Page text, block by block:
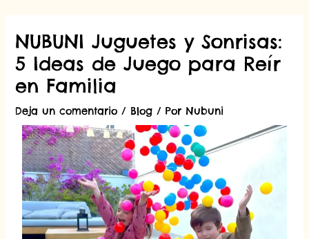
NUBUNI Juguetes y Sonrisas:
5 Ideas de Juego para Reír
en Familia
Deja un comentario / Blog / Por Nubuni